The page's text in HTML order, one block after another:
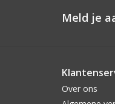
Meld je
Over ons